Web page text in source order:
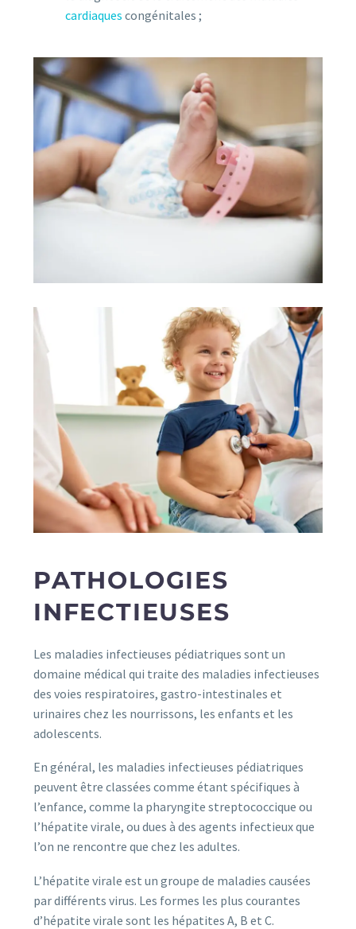
cardiaques congénitales ;
PATHOLOGIES
INFECTIEUSES
Les maladies infectieuses pédiatriques sont un
domaine médical qui traite des maladies infectieuses
des voies respiratoires, gastro-intestinales et
urinaires chez les nourrissons, les enfants et les
adolescents.
En général, les maladies infectieuses pédiatriques
peuvent être classées comme étant spécifiques à
l’enfance, comme la pharyngite streptococcique ou
l’hépatite virale, ou dues à des agents infectieux que
l’on ne rencontre que chez les adultes.
L’hépatite virale est un groupe de maladies causées
par différents virus. Les formes les plus courantes
d’hépatite virale sont les hépatites A, B et C.